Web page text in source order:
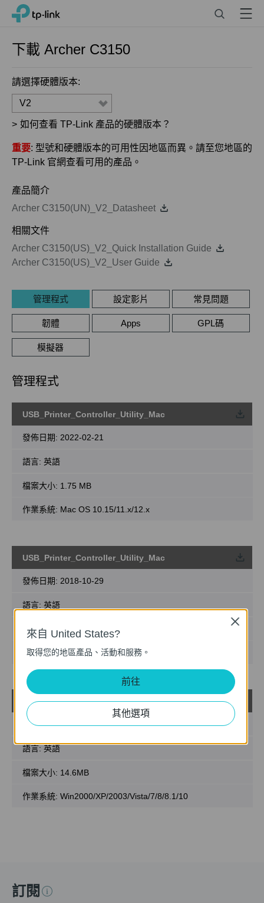
Click
navigation
TP-Link, Reliably Smart Menu
下載 Archer C3150
請選擇硬體版本:
V2
> 如何查看 TP-Link 產品的硬體版本？
重要: 型號和硬體版本的可用性因地區而異。請至您地區的
TP-Link 官網查看可用的產品。
產品簡介
Archer C3150(UN)_V2_Datasheet
相關文件
Archer C3150(US)_V2_Quick Installation Guide
Archer C3150(US)_V2_User Guide
管理程式 設定影片 常見問題
韌體 Apps GPL碼
模擬器
管理程式
USB_Printer_Controller_Utility_Mac
發佈日期: 2022-02-21
語言: 英語
檔案大小: 1.75 MB
作業系統: Mac OS 10.15/11.x/12.x
USB_Printer_Controller_Utility_Mac
發佈日期: 2018-10-29
語言: 英語
檔案大小: 2.53 MB
作業系統: Mac OS 10.9-10.14
USB_Printer_Controller_Utility_Windows
發佈日期:2017-02-15
語言:英語
檔案大小: 14.6MB
作業系統: Win2000/XP/2003/Vista/7/8/8.1/10
訂閱
來自 United States?
取得您的地區產品、活動和服務。
前往
其他選項
Close